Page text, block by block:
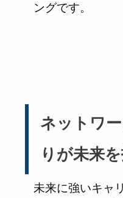
ングです。
ネットワ
りが未来を
未来に強いキャ